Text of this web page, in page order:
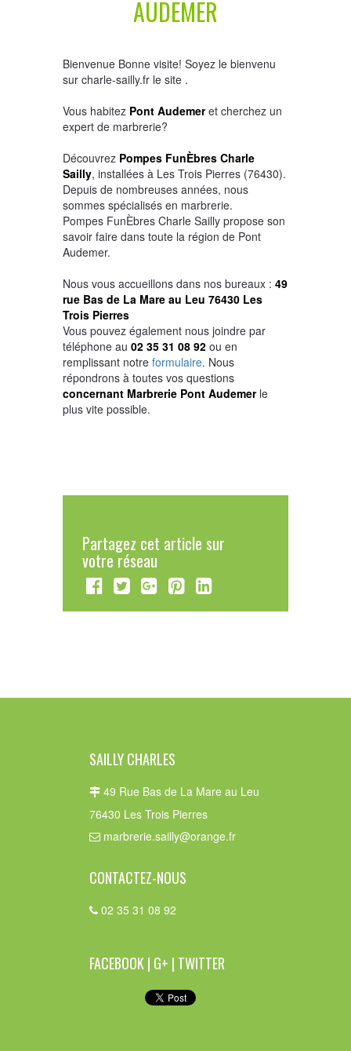
AUDEMER
Bienvenue Bonne visite! Soyez le bienvenu
sur charle-sailly.fr le site .
Vous habitez Pont Audemeret cherchez un
expert de marbrerie?
Découvrez Pompes FunÈbres Charle
Sailly, installées à Les Trois Pierres (76430).
Depuis de nombreuses années, nous
sommes spécialisés en marbrerie.
Pompes FunÈbres Charle Sailly propose son
savoir faire dans toute la région de Pont
Audemer.
Nous vous accueillons dans nos bureaux : 49
rue Bas de La Mare au Leu 76430 Les
Trois Pierres
Vous pouvez également nous joindre par
téléphone au 02 35 31 08 92 ou en
remplissant notre formulaire. Nous
répondrons à toutes vos questions
concernant Marbrerie Pont Audemerle
plus vite possible.
Partagez cet article sur
votre réseau
SAILLY CHARLES
49 Rue Bas de La Mare au Leu
76430 Les Trois Pierres
marbrerie.sailly@orange.fr
CONTACTEZ-NOUS
02 35 31 08 92
FACEBOOK | G+ | TWITTER